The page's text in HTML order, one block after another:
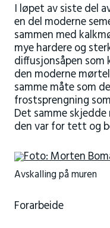
I løpet av siste del
en del moderne
sammen med
mye hardere og
diffusjonsåpen
den moderne
samme måte som
frostsprengning
Det samme
den var for tett og
Avskalling på muren
Forarbeide